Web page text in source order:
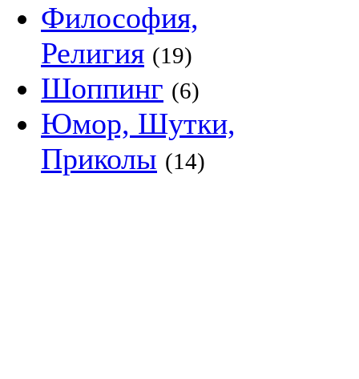
Философия,
Религия (19)
Шоппинг (6)
Юмор, Шутки,
Приколы (14)